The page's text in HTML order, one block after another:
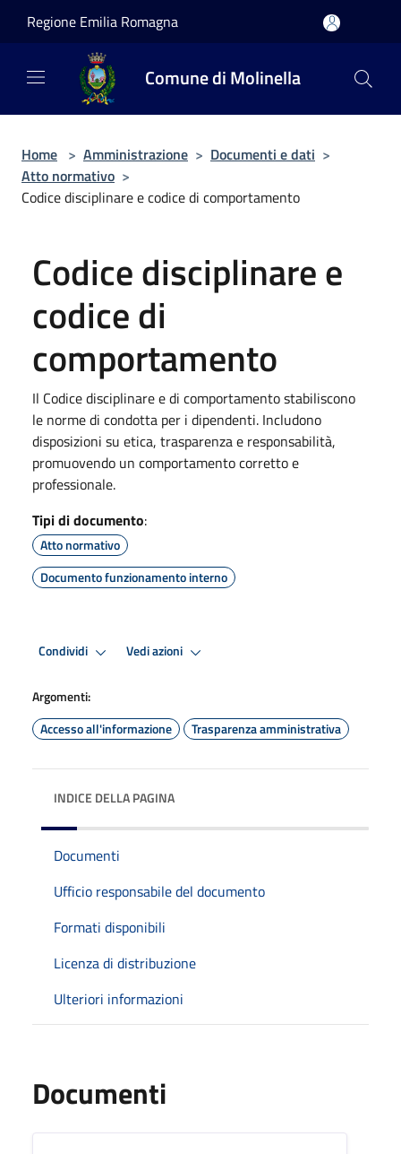
Regione Emilia Romagna
Comune di Molinella
Home > Amministrazione > Documenti e dati >
Atto normativo >
Codice disciplinare e codice di comportamento
Codice disciplinare e
codice di
comportamento
Il Codice disciplinare e di comportamento stabiliscono
le norme di condotta per i dipendenti. Includono
disposizioni su etica, trasparenza e responsabilità,
promuovendo un comportamento corretto e
professionale.
Tipi di documento:
Atto normativo
Documento funzionamento interno
Condividi Vedi azioni
Argomenti:
Accesso all'informazione
Trasparenza amministrativa
INDICE DELLA PAGINA
Documenti
Ufficio responsabile del documento
Formati disponibili
Licenza di distribuzione
Ulteriori informazioni
Documenti